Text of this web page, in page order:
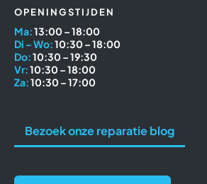
OPENINGSTIJDEN
Ma:13:00 – 18:00
Di – Wo:10:30 – 18:00
Do:10:30 – 19:30
Vr:10:30 – 18:00
Za:10:30 – 17:00
Bezoek onze reparatie blog